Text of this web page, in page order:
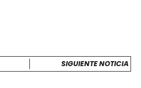
SIGUIENTE NOTICIA